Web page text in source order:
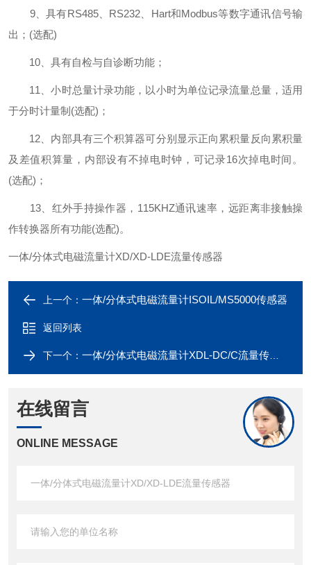
9、具有RS485、RS232、Hart和Modbus等数字通讯信号输
出；(选配)
10、具有自检与自诊断功能；
11、小时总量计录功能，以小时为单位记录流量总量，适用
于分时计量制(选配)；
12、内部具有三个积算器可分别显示正向累积量反向累积量
及差值积算量，内部设有不掉电时钟，可记录16次掉电时间。
(选配)；
13、红外手持操作器，115KHZ通讯速率，远距离非接触操
作转换器所有功能(选配)。
一体/分体式电磁流量计XD/XD-LDE流量传感器
上一个： 一体/分体式电磁流量计ISOIL/MS5000传感器
返回列表
下一个： 一体/分体式电磁流量计XDL-DC/C流量传感器
在线留言
ONLINE MESSAGE